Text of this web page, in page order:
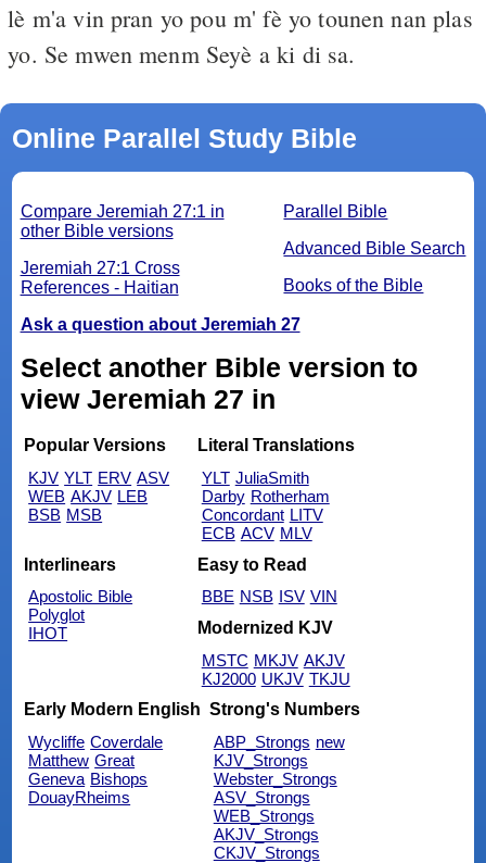
lè m'a vin pran yo pou m' fè yo tounen nan plas
yo. Se mwen menm Seyè a ki di sa.
Online Parallel Study Bible
Parallel Bible
Advanced Bible Search
Books of the Bible
Compare Jeremiah 27:1 in
other Bible versions
Jeremiah 27:1 Cross
References - Haitian
Ask a question about Jeremiah 27
Select another Bible version to
view Jeremiah 27 in
Popular Versions
KJV YLT ERV ASV
WEB AKJV LEB
BSB MSB
Literal Translations
YLT JuliaSmith
Darby Rotherham
Concordant LITV
ECB ACV MLV
Interlinears
Apostolic Bible
Polyglot
IHOT
Easy to Read
BBE NSB ISV VIN
Modernized KJV
MSTC MKJV AKJV
KJ2000 UKJV TKJU
Early Modern English
Wycliffe Coverdale
Matthew Great
Geneva Bishops
DouayRheims
Strong's Numbers
ABP_Strongs new
KJV_Strongs
Webster_Strongs
ASV_Strongs
WEB_Strongs
AKJV_Strongs
CKJV_Strongs